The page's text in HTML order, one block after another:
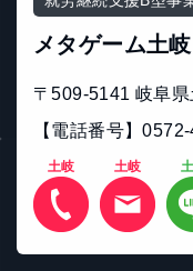
メタゲーム土岐
〒509-5141 岐⾩
【電話番号】
土岐 土岐